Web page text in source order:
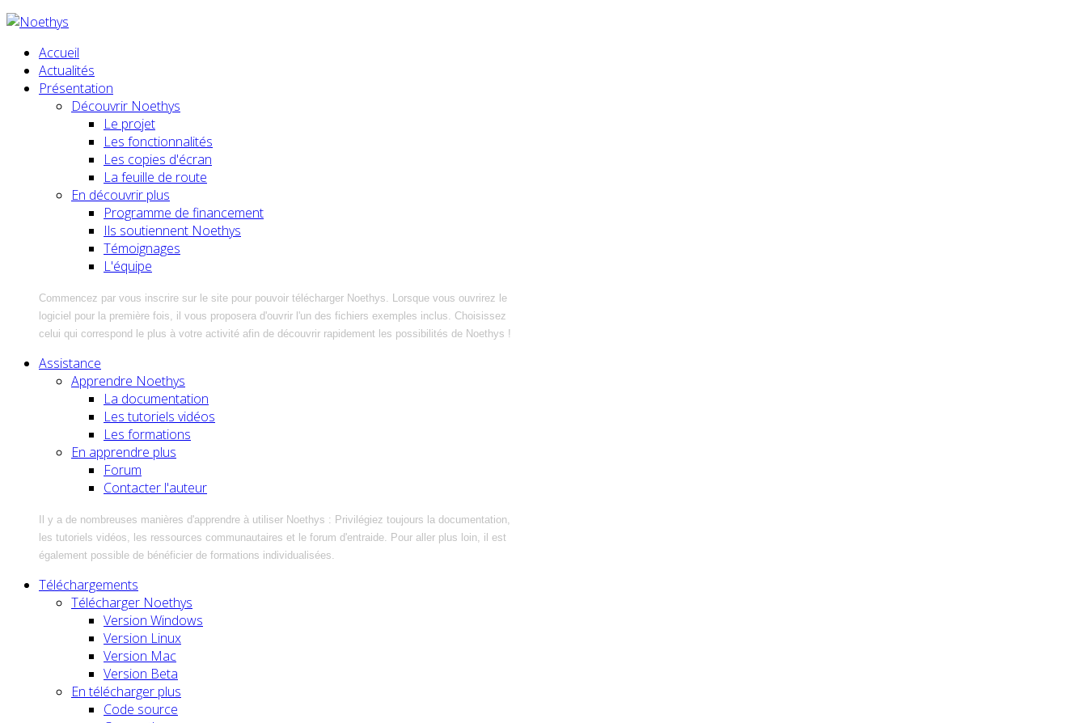
Accueil
Actualités
Présentation
Découvrir Noethys
Le projet
Les fonctionnalités
Les copies d'écran
La feuille de route
En découvrir plus
Programme de financement
Ils soutiennent Noethys
Témoignages
L'équipe
Commencez par vous inscrire sur le site pour pouvoir télécharger Noethys. Lorsque vous ouvrirez le
logiciel pour la première fois, il vous proposera d'ouvrir l'un des fichiers exemples inclus. Choisissez
celui qui correspond le plus à votre activité afin de découvrir rapidement les possibilités de Noethys !
Assistance
Apprendre Noethys
La documentation
Les tutoriels vidéos
Les formations
En apprendre plus
Forum
Contacter l'auteur
Il y a de nombreuses manières d'apprendre à utiliser Noethys : Privilégiez toujours la documentation,
les tutoriels vidéos, les ressources communautaires et le forum d'entraide. Pour aller plus loin, il est
également possible de bénéficier de formations individualisées.
Téléchargements
Télécharger Noethys
Version Windows
Version Linux
Version Mac
Version Beta
En télécharger plus
Code source